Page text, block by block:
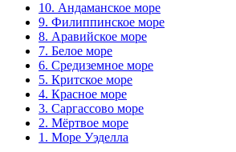
10. Андаманское море
9. Филиппинское море
8. Аравийское море
7. Белое море
6. Средиземное море
5. Критское море
4. Красное море
3. Саргассово море
2. Мёртвое море
1. Море Уэделла